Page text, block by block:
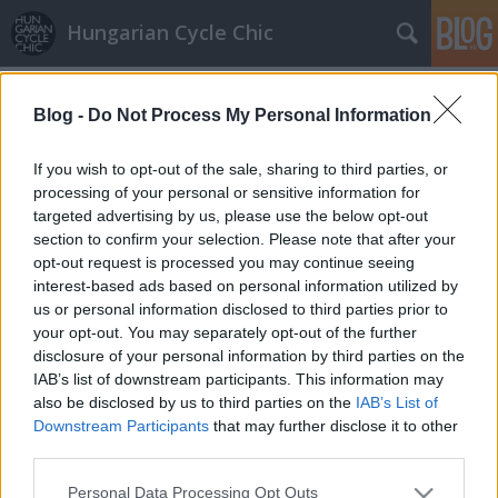
Blog - Do Not Process My Personal Information
If you wish to opt-out of the sale, sharing to third parties, or
processing of your personal or sensitive information for
targeted advertising by us, please use the below opt-out
section to confirm your selection. Please note that after your
opt-out request is processed you may continue seeing
interest-based ads based on personal information utilized by
us or personal information disclosed to third parties prior to
your opt-out. You may separately opt-out of the further
disclosure of your personal information by third parties on the
IAB’s list of downstream participants. This information may
also be disclosed by us to third parties on the IAB’s List of
Downstream Participants that may further disclose it to other
Please note that this website/app uses one or more Google
Personal Data Processing Opt Outs
Hungarian Cycle Chic
macskakövön
halar•2012. július 06.
Június 20 és 24 között Dublinban jártunk, ahol a
Magyar Kerékpárosklub képviseletében a VOCA
találkozón és a helyi Bike Week konferenciáján
vettünk részt, amit a Dublin Cycling Campaign
szervezett. A két napos konferenciázás témája a
férfiak és nők közti aránykülönbségek…
Véletlen meglepetés Dublinban